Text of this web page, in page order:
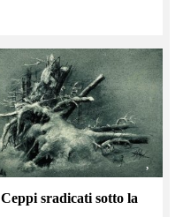
Ceppi sradicati sotto la